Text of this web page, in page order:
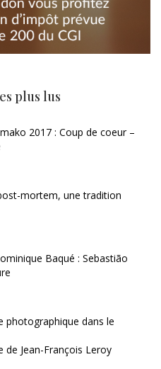
plus lus
2017 : Coup de coeur –
mortem, une tradition
Baqué : Sebastião
photographique dans le
de Jean-François Leroy